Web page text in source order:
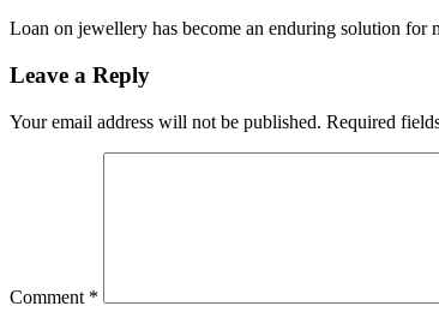
Loan on jewellery has become an enduring solution
Leave a Reply
Your email address will not be published. Required
Comment *